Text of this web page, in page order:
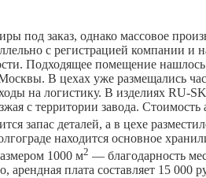
под заказ, однако массовое
с регистрацией компании и
Подходящее помещение
В цехах уже размещались
на логистику. В изделиях RU-
с территории завода. Стоимость
запас деталей, а в цехе
находится основное
1000 м2 — благодарность
плата составляет 15 000